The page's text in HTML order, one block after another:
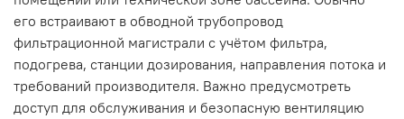
его встраивают в обводной трубопровод
фильтрационной магистрали с учётом фильтра,
подогрева, станции дозирования, направления потока и
требований производителя. Важно предусмотреть
доступ для обслуживания и безопасную вентиляцию